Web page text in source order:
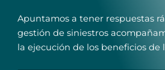
Apuntamos a tener respuestas
gestión de siniestros
la ejecución de los beneficios de